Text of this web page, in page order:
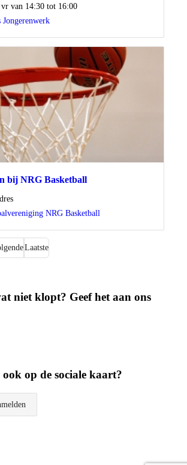
van 14:30 tot 16:00
Jongerenwerk
bij NRG Basketball
NRG Basketball
Laatste
niet klopt? Geef het aan ons
op de sociale kaart?